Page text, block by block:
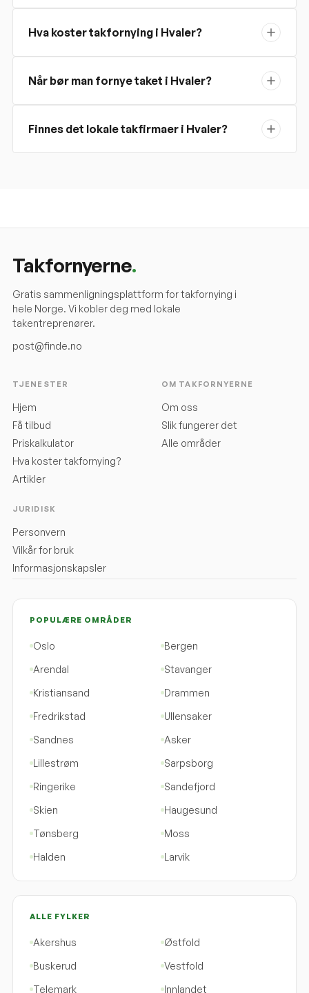
Hva koster takfornying i Hvaler?
Når bør man fornye taket i Hvaler?
Finnes det lokale takfirmaer i Hvaler?
Takfornyerne.
Gratis sammenligningsplattform for takfornying i
hele Norge. Vi kobler deg med lokale
takentreprenører.
post@finde.no
TJENESTER
Hjem
Få tilbud
Priskalkulator
Hva koster takfornying?
Artikler
OM TAKFORNYERNE
Om oss
Slik fungerer det
Alle områder
JURIDISK
Personvern
Vilkår for bruk
Informasjonskapsler
POPULÆRE OMRÅDER
Oslo
Bergen
Arendal
Stavanger
Kristiansand
Drammen
Fredrikstad
Ullensaker
Sandnes
Asker
Lillestrøm
Sarpsborg
Ringerike
Sandefjord
Skien
Haugesund
Tønsberg
Moss
Halden
Larvik
ALLE FYLKER
Akershus
Østfold
Buskerud
Vestfold
Telemark
Innlandet